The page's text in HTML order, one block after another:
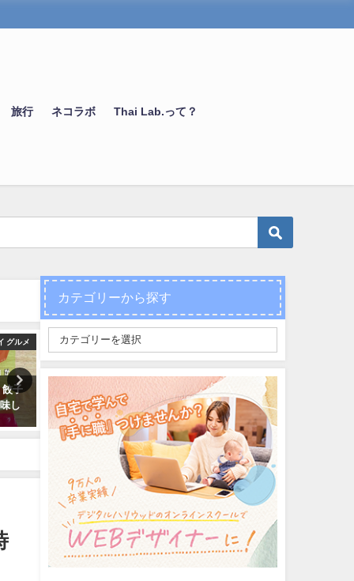
旅行 ネコラボ Thai Lab.って？
グルメ
餃子
し
【宿泊レビュー】ビエンチャン
にある高級＆高クオリティホテ
ル「ムオン タン ラグジュアリ
ー」「セタパレス」
朝食にぴったり！見かけた
ひ食べるべきタイのファス
ード「パークモー」
2019年1月2日
カテゴリーから探す